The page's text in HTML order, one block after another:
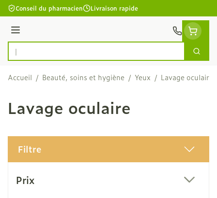
Aller au contenu
Conseil du pharmacien Livraison rapide
Menu
Rechercher
Accueil / Beauté, soins et hygiène / Yeux / Lavage oculaire
Lavage oculaire
Filtre
Prix